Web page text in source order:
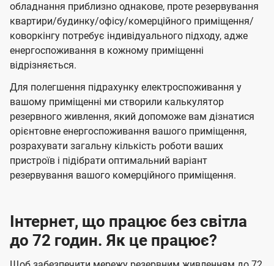
обладнання приблизно однакове, проте резервування
квартири/будинку/офісу/комерційного приміщення/
коворкінгу потребує індивідуального підходу, адже
енергоспоживання в кожному приміщенні
відрізняється.
Для полегшення підрахунку електроспоживання у
вашому приміщенні ми створили калькулятор
резервного живлення, який допоможе вам дізнатися
орієнтовне енергоспоживання вашого приміщення,
розрахувати загальну кількість роботи ваших
пристроїв і підібрати оптимальний варіант
резервування вашого комерційного приміщення.
Інтернет, що працює без світла
до 72 годин. Як це працює?